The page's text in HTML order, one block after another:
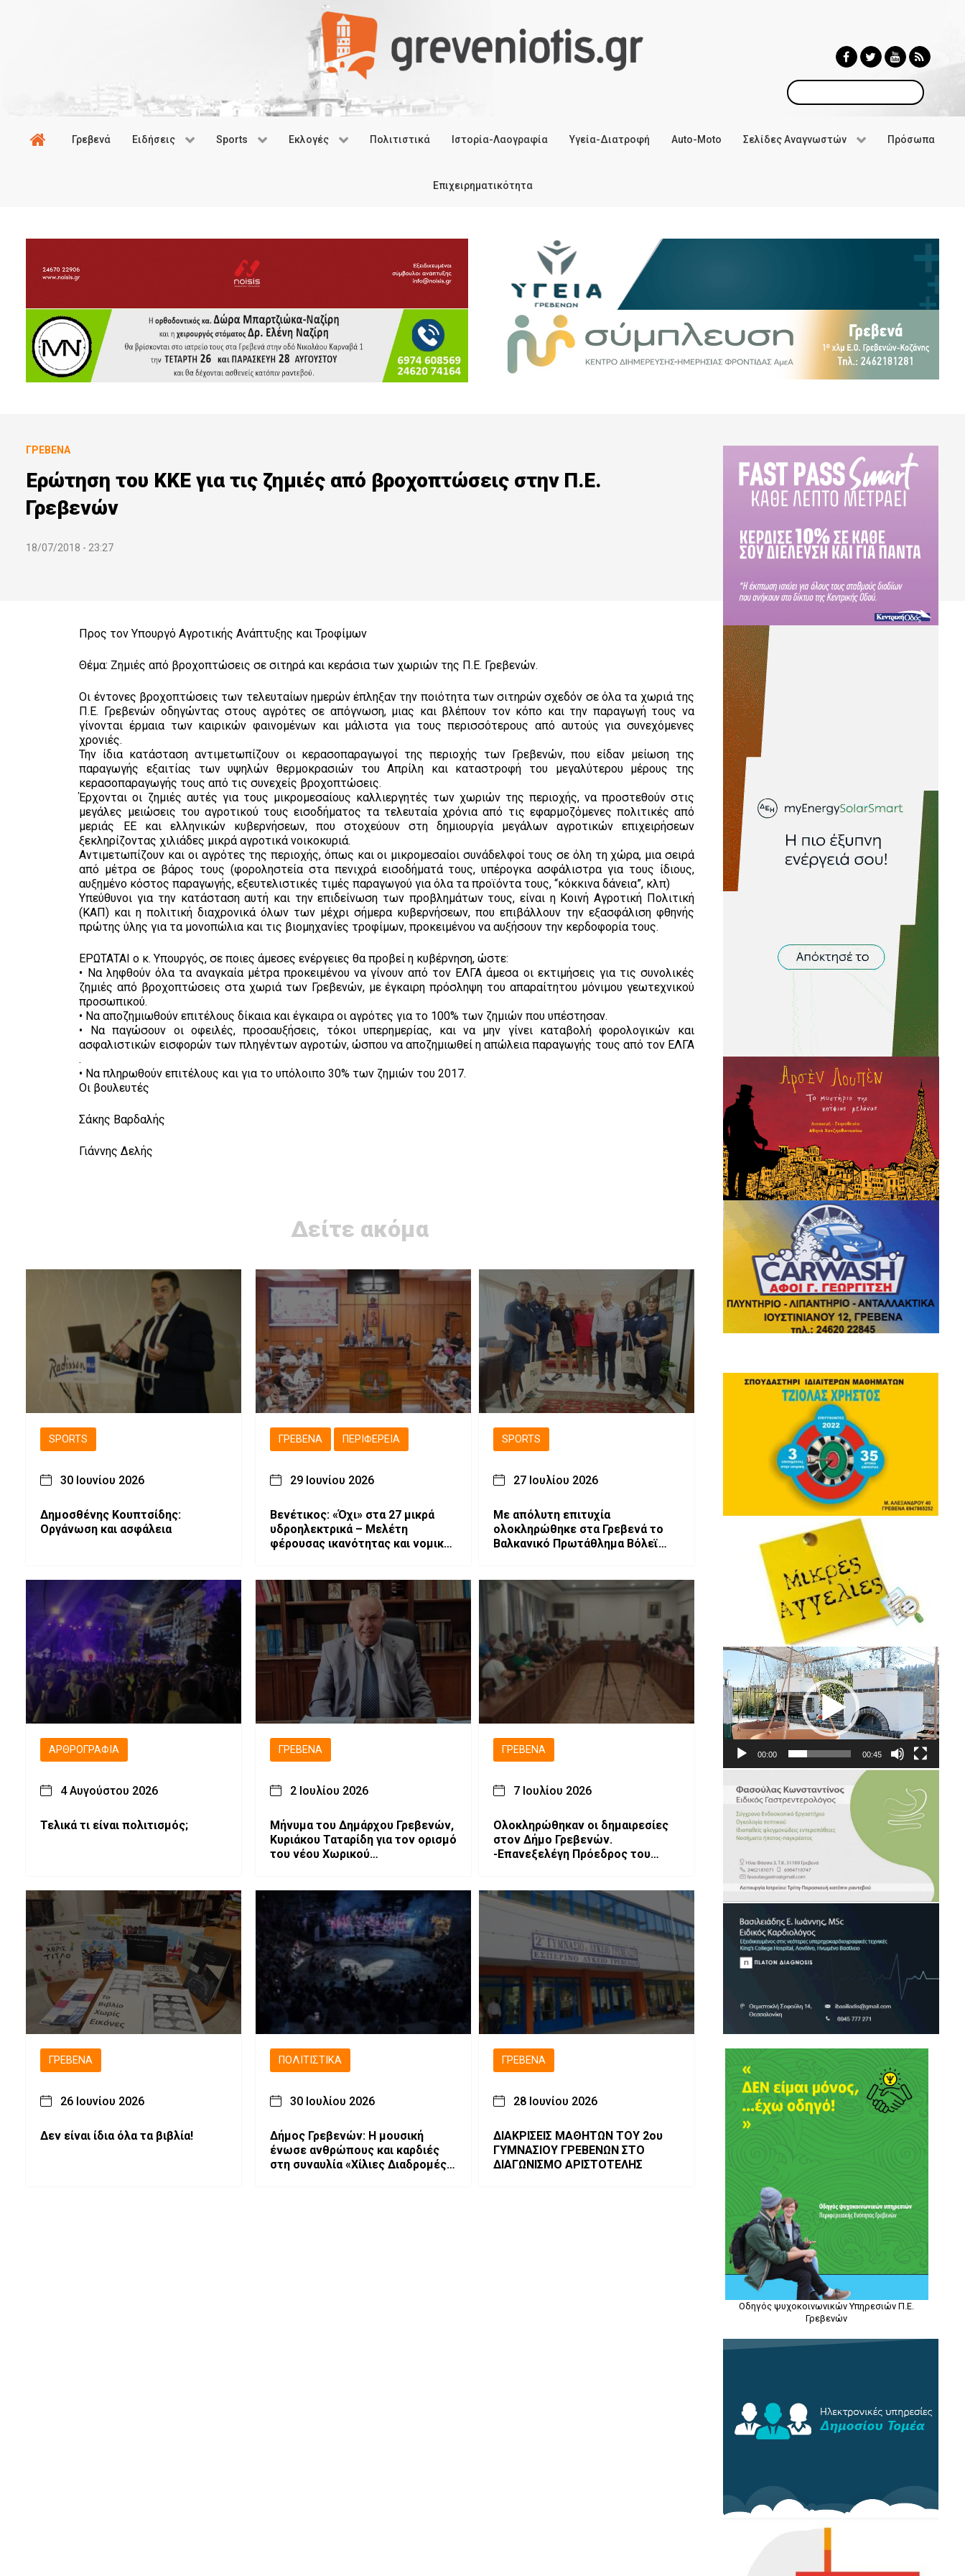
Αναζήτηση
Γρεβενά Ειδήσεις Sports Εκλογές Πολιτιστικά Ιστορία-Λαογραφία Υγεία-Διατροφή Auto-Moto Σελίδες Αναγνωστών Πρόσωπα
Επιχειρηματικότητα
ΓΡΕΒΕΝΆ
Ερώτηση του ΚΚΕ για τις ζημιές από βροχοπτώσεις στην Π.Ε.
Γρεβενών
18/07/2018 - 23:27
Προς τον Υπουργό Αγροτικής Ανάπτυξης και Τροφίμων
Θέμα: Ζημιές από βροχοπτώσεις σε σιτηρά και κεράσια των χωριών της Π.Ε. Γρεβενών.
Οι έντονες βροχοπτώσεις των τελευταίων ημερών έπληξαν την ποιότητα των σιτηρών σχεδόν σε όλα τα χωριά της
Π.Ε. Γρεβενών οδηγώντας στους αγρότες σε απόγνωση, μιας και βλέπουν τον κόπο και την παραγωγή τους να
γίνονται έρμαια των καιρικών φαινομένων και μάλιστα για τους περισσότερους από αυτούς για συνεχόμενες
χρονιές.
Την ίδια κατάσταση αντιμετωπίζουν οι κερασοπαραγωγοί της περιοχής των Γρεβενών, που είδαν μείωση της
παραγωγής εξαιτίας των υψηλών θερμοκρασιών του Απρίλη και καταστροφή του μεγαλύτερου μέρους της
κερασοπαραγωγής τους από τις συνεχείς βροχοπτώσεις.
Έρχονται οι ζημιές αυτές για τους μικρομεσαίους καλλιεργητές των χωριών της περιοχής, να προστεθούν στις
μεγάλες μειώσεις του αγροτικού τους εισοδήματος τα τελευταία χρόνια από τις εφαρμοζόμενες πολιτικές από
μεριάς ΕΕ και ελληνικών κυβερνήσεων, που στοχεύουν στη δημιουργία μεγάλων αγροτικών επιχειρήσεων
ξεκληρίζοντας χιλιάδες μικρά αγροτικά νοικοκυριά.
Αντιμετωπίζουν και οι αγρότες της περιοχής, όπως και οι μικρομεσαίοι συνάδελφοί τους σε όλη τη χώρα, μια σειρά
από μέτρα σε βάρος τους (φοροληστεία στα πενιχρά εισοδήματά τους, υπέρογκα ασφάλιστρα για τους ίδιους,
αυξημένο κόστος παραγωγής, εξευτελιστικές τιμές παραγωγού για όλα τα προϊόντα τους, “κόκκινα δάνεια”, κλπ)
Υπεύθυνοι για την κατάσταση αυτή και την επιδείνωση των προβλημάτων τους, είναι η Κοινή Αγροτική Πολιτική
(ΚΑΠ) και η πολιτική διαχρονικά όλων των μέχρι σήμερα κυβερνήσεων, που επιβάλλουν την εξασφάλιση φθηνής
πρώτης ύλης για τα μονοπώλια και τις βιομηχανίες τροφίμων, προκειμένου να αυξήσουν την κερδοφορία τους.
ΕΡΩΤΑΤΑΙ ο κ. Υπουργός, σε ποιες άμεσες ενέργειες θα προβεί η κυβέρνηση, ώστε:
• Να ληφθούν όλα τα αναγκαία μέτρα προκειμένου να γίνουν από τον ΕΛΓΑ άμεσα οι εκτιμήσεις για τις συνολικές
ζημιές από βροχοπτώσεις στα χωριά των Γρεβενών, με έγκαιρη πρόσληψη του απαραίτητου μόνιμου γεωτεχνικού
προσωπικού.
• Να αποζημιωθούν επιτέλους δίκαια και έγκαιρα οι αγρότες για το 100% των ζημιών που υπέστησαν.
• Να παγώσουν οι οφειλές, προσαυξήσεις, τόκοι υπερημερίας, και να μην γίνει καταβολή φορολογικών και
ασφαλιστικών εισφορών των πληγέντων αγροτών, ώσπου να αποζημιωθεί η απώλεια παραγωγής τους από τον ΕΛΓΑ
.
• Να πληρωθούν επιτέλους και για το υπόλοιπο 30% των ζημιών του 2017.
Οι βουλευτές
Σάκης Βαρδαλής
Γιάννης Δελής
Δείτε ακόμα
SPORTS
30 Ιουνίου 2026
Δημοσθένης Κουπτσίδης:
Οργάνωση και ασφάλεια
ΓΡΕΒΕΝΆ ΠΕΡΙΦΈΡΕΙΑ
29 Ιουνίου 2026
Βενέτικος: «Όχι» στα 27 μικρά
υδροηλεκτρικά – Μελέτη
φέρουσας ικανότητας και νομικές
SPORTS
27 Ιουλίου 2026
Με απόλυτη επιτυχία
ολοκληρώθηκε στα Γρεβενά το
Βαλκανικό Πρωτάθλημα Βόλεϊ
ΑΡΘΡΟΓΡΑΦΊΑ
4 Αυγούστου 2026
Τελικά τι είναι πολιτισμός;
ΓΡΕΒΕΝΆ
2 Ιουλίου 2026
Μήνυμα του Δημάρχου Γρεβενών,
Κυριάκου Ταταρίδη για τον ορισμό
του νέου Χωρικού
ΓΡΕΒΕΝΆ
7 Ιουλίου 2026
Ολοκληρώθηκαν οι δημαιρεσίες
στον Δήμο Γρεβενών.
-Επανεξελέγη Πρόεδρος του
σύνθεση της Δημοτικής
Επιτροπής.
ΓΡΕΒΕΝΆ
26 Ιουνίου 2026
Δεν είναι ίδια όλα τα βιβλία!
ΠΟΛΙΤΙΣΤΙΚΆ
30 Ιουλίου 2026
Δήμος Γρεβενών: Η μουσική
ένωσε ανθρώπους και καρδιές
στη συναυλία «Χίλιες Διαδρομές –
ΓΡΕΒΕΝΆ
28 Ιουνίου 2026
ΔΙΑΚΡΙΣΕΙΣ ΜΑΘΗΤΩΝ ΤΟΥ 2ου
ΓΥΜΝΑΣΙΟΥ ΓΡΕΒΕΝΩΝ ΣΤΟ
ΔΙΑΓΩΝΙΣΜΟ ΑΡΙΣΤΟΤΕΛΗΣ
Πρόγραμμα
Αναπαραγωγής
Βίντεο
00:00 00:45
Οδηγός ψυχοκοινωνικών Υπηρεσιών Π.Ε.
Γρεβενών